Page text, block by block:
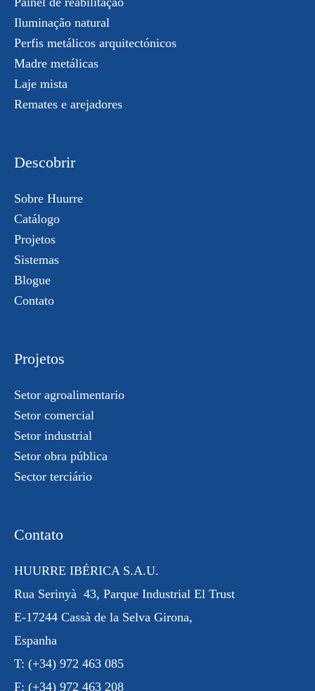
Iluminação natural
Perfis metálicos arquitectónicos
Madre metálicas
Laje mista
Remates e arejadores
Descobrir
Sobre Huurre
Catálogo
Projetos
Sistemas
Blogue
Contato
Projetos
Setor agroalimentario
Setor comercial
Setor industrial
Setor obra pública
Sector terciário
Contato
HUURRE IBÉRICA S.A.U.
Rua Serinyà 43, Parque Industrial El Trust
E-17244 Cassà de la Selva Girona,
Espanha
T: (+34) 972 463 085
F: (+34) 972 463 208